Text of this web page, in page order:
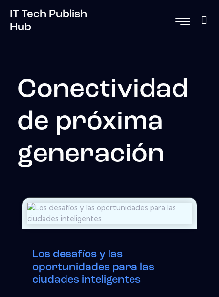
IT Tech Publish
Hub
Conectividad
de próxima
generación
Los desafíos y las
oportunidades para las
ciudades inteligentes